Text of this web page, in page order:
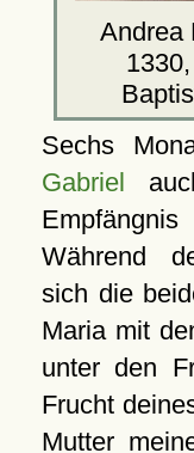
Andrea
Sechs
Gabriel
Während
sich die
Maria mit
unter den
Frucht
Mutter